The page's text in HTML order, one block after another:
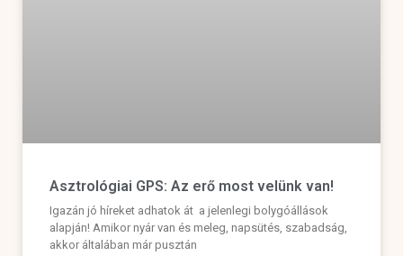
Asztrológiai GPS: Az erő most velünk van!
Igazán jó híreket adhatok át a jelenlegi bolygóállások
alapján! Amikor nyár van és meleg, napsütés, szabadság,
akkor általában már pusztán